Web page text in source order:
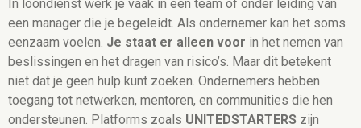
In loondienst werk je vaak in een team of onder leiding van
een manager die je begeleidt. Als ondernemer kan het soms
eenzaam voelen. Je staat er alleen voor in het nemen van
beslissingen en het dragen van risico’s. Maar dit betekent
niet dat je geen hulp kunt zoeken. Ondernemers hebben
toegang tot netwerken, mentoren, en communities die hen
ondersteunen. Platforms zoals UNITEDSTARTERS zijn